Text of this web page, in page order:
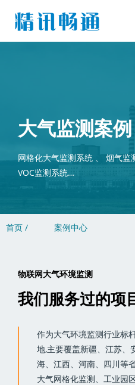
大气监测案例
网格化大气监测系统 、 烟气监
VOC监测系统…
首页 / 案例中心
物联网大气环境监测
我们服务过的项
作为大气环境监测行业标
地,主要覆盖新疆、江苏、
海、江西、河南、四川等
大气网格化监测、工业园